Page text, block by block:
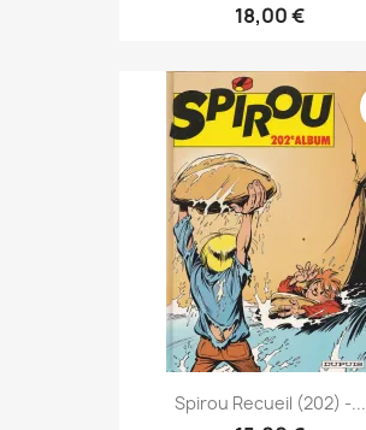
18,00 €
Spirou Recueil (202) -...